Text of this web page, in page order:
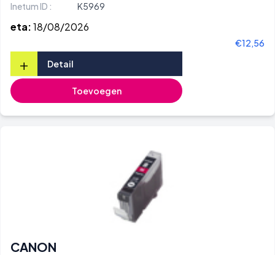
Inetum ID :
K5969
eta:18/08/2026
€12,56
+ Detail
Toevoegen
CANON